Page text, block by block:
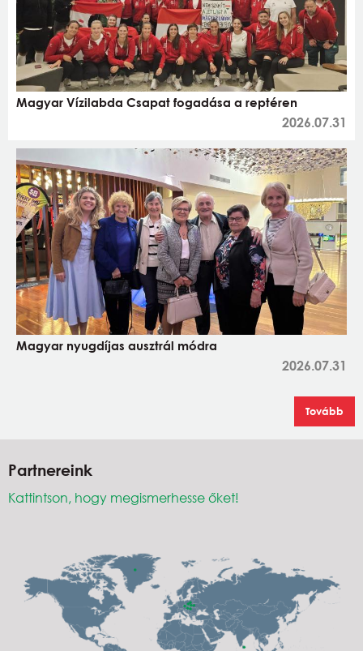
Magyar Vízilabda Csapat fogadása a reptéren
2026.07.31
Magyar nyugdíjas ausztrál módra
2026.07.31
Tovább
Partnereink
Kattintson, hogy megismerhesse őket!